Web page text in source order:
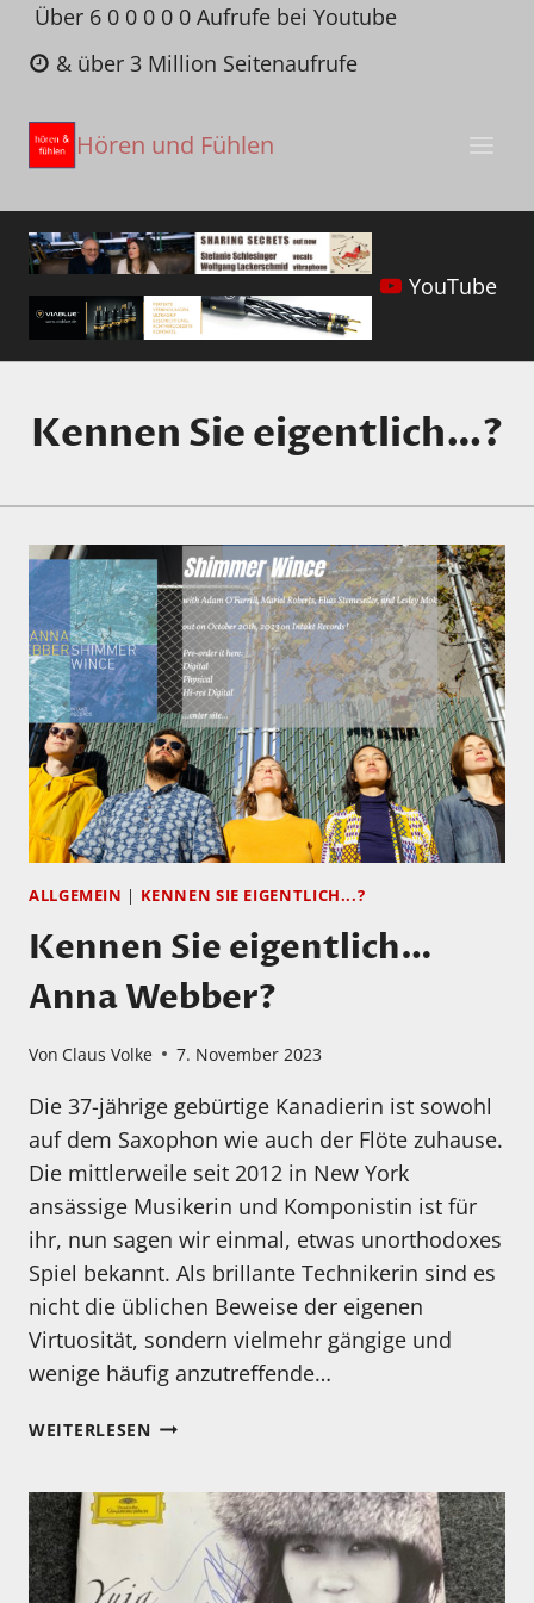
Zum
Inhalt
springen
Über 6 0 0 0 0 0 Aufrufe bei Youtube
& über 3 Million Seitenaufrufe
Hören und Fühlen
YouTube
Kennen Sie eigentlich…?
ALLGEMEIN | KENNEN SIE EIGENTLICH...?
Kennen Sie eigentlich…
Anna Webber?
Von Claus Volke 7. November 2023
Die 37-jährige gebürtige Kanadierin ist sowohl
auf dem Saxophon wie auch der Flöte zuhause.
Die mittlerweile seit 2012 in New York
ansässige Musikerin und Komponistin ist für
ihr, nun sagen wir einmal, etwas unorthodoxes
Spiel bekannt. Als brillante Technikerin sind es
nicht die üblichen Beweise der eigenen
Virtuosität, sondern vielmehr gängige und
wenige häufig anzutreffende…
WEITERLESENKENNEN
ANNA
WEBBER?